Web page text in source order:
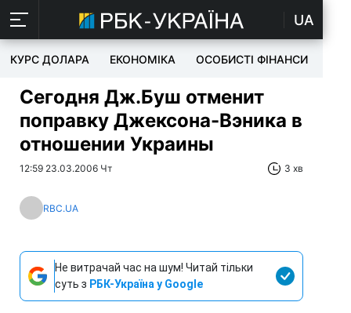
UA
КУРС ДОЛАРА ЕКОНОМІКА ОСОБИСТІ ФІНАНСИ
Сегодня Дж.Буш отменит
поправку Джексона-Вэника в
отношении Украины
12:59 23.03.2006 Чт 3 хв
RBC.UA
Не витрачай час на шум! Читай тільки
суть з РБК-Україна у Google